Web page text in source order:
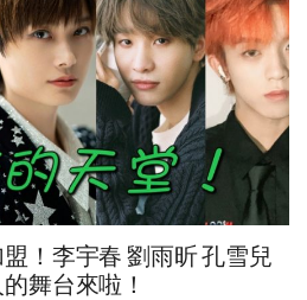
！李宇春 劉雨昕 孔雪兒
舞台來啦！